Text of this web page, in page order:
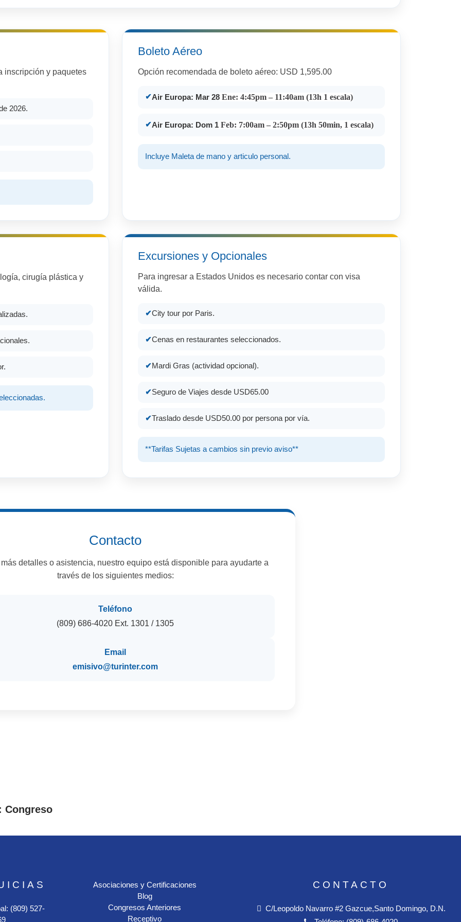
inscripción y paquetes
2026.
Boleto Aéreo
Opción recomendada de boleto aéreo: USD 1,595.00
Air Europa: Mar 28Ene: 4:45pm – 11:40am (13h 1 escala)
Air Europa: Dom 1Feb: 7:00am – 2:50pm (13h 50min, 1 escala)
Incluye Maleta de mano y articulo personal.
cirugía plástica y
Excursiones y Opcionales
Para ingresar a Estados Unidos es necesario contar con visa
válida.
City tour por Paris.
Cenas en restaurantes seleccionados.
Mardi Gras (actividad opcional).
Seguro de Viajes desde USD65.00
Traslado desde USD50.00 por persona por vía.
**Tarifas Sujetas a cambios sin previo aviso**
Contacto
detalles o asistencia, nuestro equipo está disponible para ayudarte a
través de los siguientes medios:
Teléfono
(809) 686-4020 Ext. 1301 / 1305
Email
emisivo@turinter.com
Congreso
(809) 527-
Asociaciones y Certificaciones
Blog
Congresos Anteriores
Receptivo
CONTACTO
C/Leopoldo Navarro #2 Gazcue,Santo Domingo, D.N.